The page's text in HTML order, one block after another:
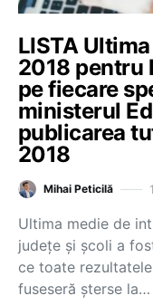
LISTA
2018 pentru
pe fiecare
ministerul
publicarea
2018
Mihai Peticilă
Ultima medie de
judeţe şi şcoli a
ce toate
fuseseră şterse la…